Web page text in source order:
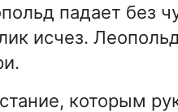
падает без
исчез.
которым